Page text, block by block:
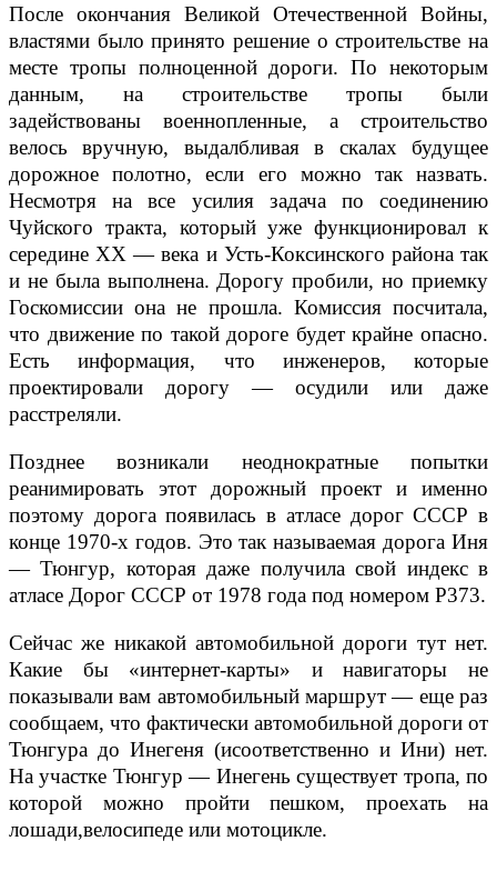
После окончания Великой Отечественной Войны,
властями было принято решение о строительстве на
месте тропы полноценной дороги. По некоторым
данным, на строительстве тропы были
задействованы военнопленные, а строительство
велось вручную, выдалбливая в скалах будущее
дорожное полотно, если его можно так назвать.
Несмотря на все усилия задача по соединению
Чуйского тракта, который уже функционировал к
середине XX — века и Усть-Коксинского района так
и не была выполнена. Дорогу пробили, но приемку
Госкомиссии она не прошла. Комиссия посчитала,
что движение по такой дороге будет крайне опасно.
Есть информация, что инженеров, которые
проектировали дорогу — осудили или даже
расстреляли.
Позднее возникали неоднократные попытки
реанимировать этот дорожный проект и именно
поэтому дорога появилась в атласе дорог СССР в
конце 1970-х годов. Это так называемая дорога Иня
— Тюнгур, которая даже получила свой индекс в
атласе Дорог СССР от 1978 года под номером P373.
Сейчас же никакой автомобильной дороги тут нет.
Какие бы «интернет-карты» и навигаторы не
показывали вам автомобильный маршрут — еще раз
сообщаем, что фактически автомобильной дороги от
Тюнгура до Инегеня (исоответственно и Ини) нет.
На участке Тюнгур — Инегень существует тропа, по
которой можно пройти пешком, проехать на
лошади,велосипеде или мотоцикле.